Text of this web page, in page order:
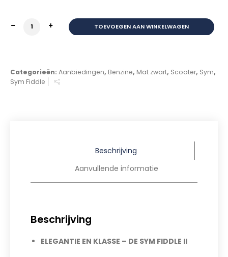
SYM FIDDLE II M5 E5+ 45KM/H MISTY GREEN GRATIS
TOEVOEGEN AAN WINKELWAGEN
Categorieën: Aanbiedingen, Benzine, Mat zwart, Scooter, Sym,
Sym Fiddle
Beschrijving
Aanvullende informatie
Beschrijving
ELEGANTIE EN KLASSE – DE SYM FIDDLE II